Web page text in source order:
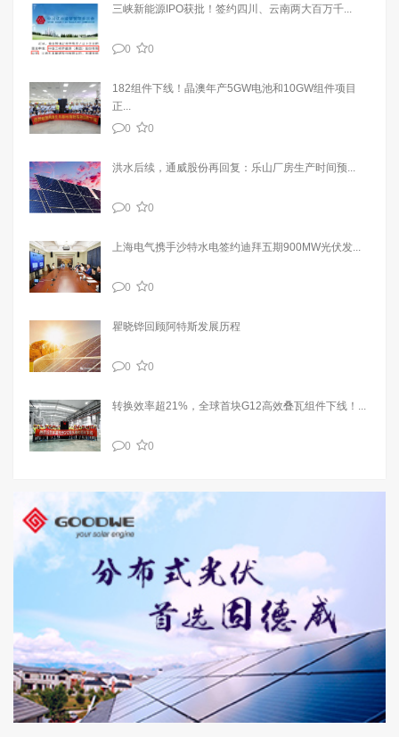
三峡新能源IPO获批！签约四川、云南两大百万千...
0 0
182组件下线！晶澳年产5GW电池和10GW组件项目
正...
0
0
洪水后续，通威股份再回复：乐山厂房生产时间预...
0 0
上海电气携手沙特水电签约迪拜五期900MW光伏发...
0 0
瞿晓铧回顾阿特斯发展历程
0 0
转换效率超21%，全球首块G12高效叠瓦组件下线！...
0 0